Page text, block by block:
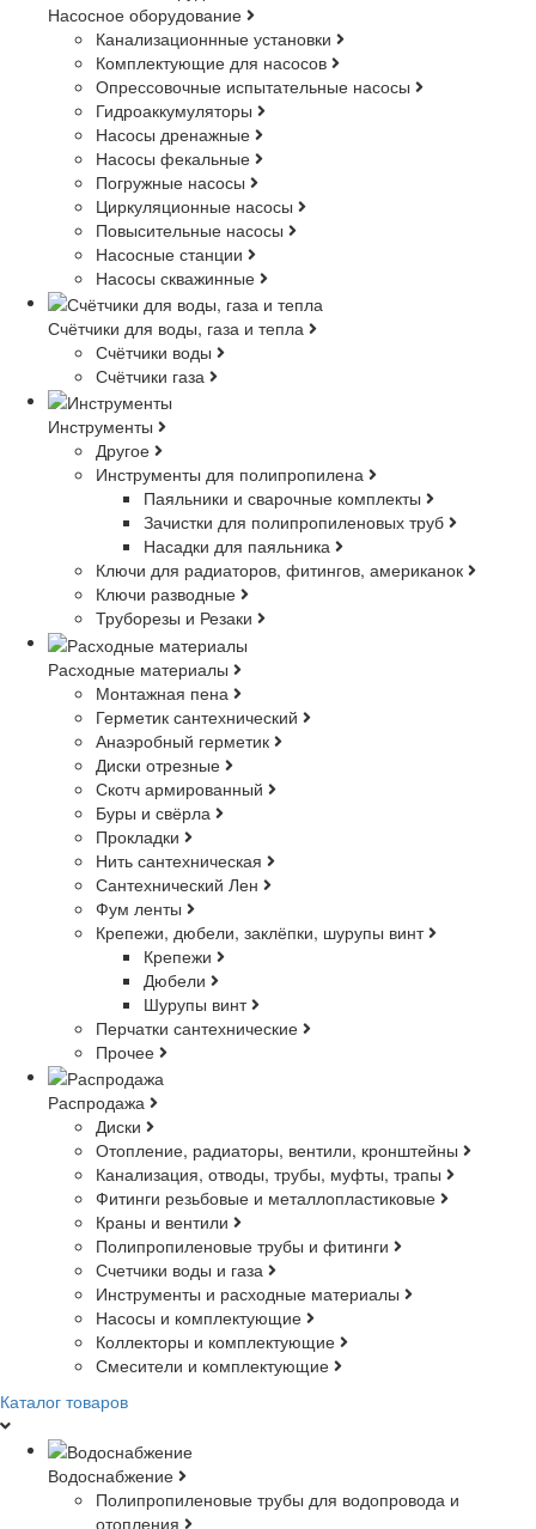
Насосное оборудование
Канализационнные установки
Комплектующие для насосов
Опрессовочные испытательные насосы
Гидроаккумуляторы
Насосы дренажные
Насосы фекальные
Погружные насосы
Циркуляционные насосы
Повысительные насосы
Насосные станции
Насосы скважинные
Счётчики для воды, газа и тепла
Счётчики воды
Счётчики газа
Инструменты
Другое
Инструменты для полипропилена
Паяльники и сварочные комплекты
Зачистки для полипропиленовых труб
Насадки для паяльника
Ключи для радиаторов, фитингов, американок
Ключи разводные
Труборезы и Резаки
Расходные материалы
Монтажная пена
Герметик сантехнический
Анаэробный герметик
Диски отрезные
Скотч армированный
Буры и свёрла
Прокладки
Нить сантехническая
Сантехнический Лен
Фум ленты
Крепежи, дюбели, заклёпки, шурупы винт
Крепежи
Дюбели
Шурупы винт
Перчатки сантехнические
Прочее
Распродажа
Диски
Отопление, радиаторы, вентили, кронштейны
Канализация, отводы, трубы, муфты, трапы
Фитинги резьбовые и металлопластиковые
Краны и вентили
Полипропиленовые трубы и фитинги
Счетчики воды и газа
Инструменты и расходные материалы
Насосы и комплектующие
Коллекторы и комплектующие
Смесители и комплектующие
Каталог товаров
Водоснабжение
Полипропиленовые трубы для водопровода и
отопления